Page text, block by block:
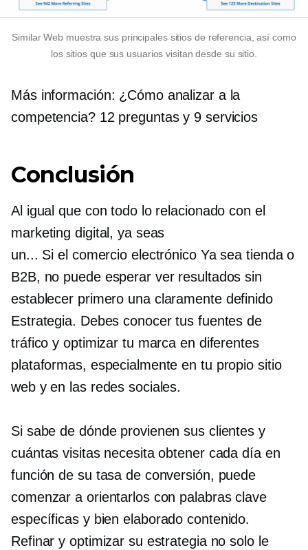
Similar Web muestra sus principales sitios de referencia, así como
los sitios que sus usuarios visitan desde su sitio.
Más información: ¿Cómo analizar a la
competencia? 12 preguntas y 9 servicios
Conclusión
Al igual que con todo lo relacionado con el
marketing digital, ya seas
un... Si el comercio electrónicoYa sea tienda o
B2B, no puede esperar ver resultados sin
establecer primero una claramente definido
Estrategia. Debes conocer tus fuentes de
tráfico y optimizar tu marca en diferentes
plataformas, especialmente en tu propio sitio
web y en las redes sociales.
Si sabe de dónde provienen sus clientes y
cuántas visitas necesita obtener cada día en
función de su tasa de conversión, puede
comenzar a orientarlos con palabras clave
específicas y bien elaborado contenido.
Refinar y optimizar su estrategia no solo le